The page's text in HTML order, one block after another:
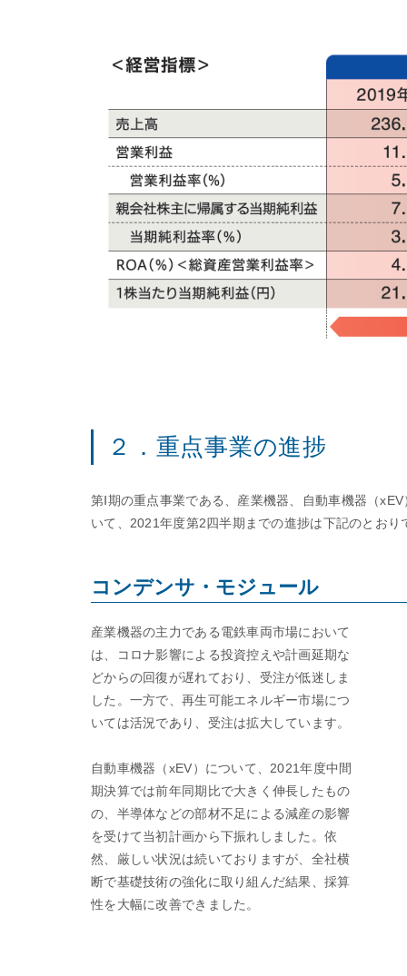
２．重点事業の進捗
第Ⅰ期の重点事業である、産業機器、自動車機器（
いて、2021年度第2四半期までの進捗は下記のとおり
コンデンサ・モジュール
産業機器の主力である電鉄車両市場において
は、コロナ影響による投資控えや計画延期な
どからの回復が遅れており、受注が低迷しま
した。一方で、再生可能エネルギー市場につ
いては活況であり、受注は拡大しています。
自動車機器（xEV）について、2021年度中間
期決算では前年同期比で大きく伸長したもの
の、半導体などの部材不足による減産の影響
を受けて当初計画から下振れしました。依
然、厳しい状況は続いておりますが、全社横
断で基礎技術の強化に取り組んだ結果、採算
性を大幅に改善できました。